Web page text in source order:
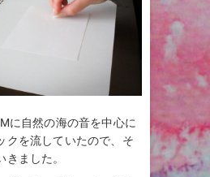
に自然の海の音を中心に
クを流していたので、そ
ました。